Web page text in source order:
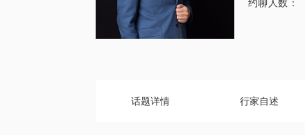
约聊人数：
话题详情 行家自述